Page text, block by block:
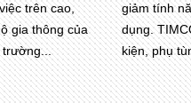
trên cao,
gia thông của
trường...
giảm tính
dụng.
kiện, phụ